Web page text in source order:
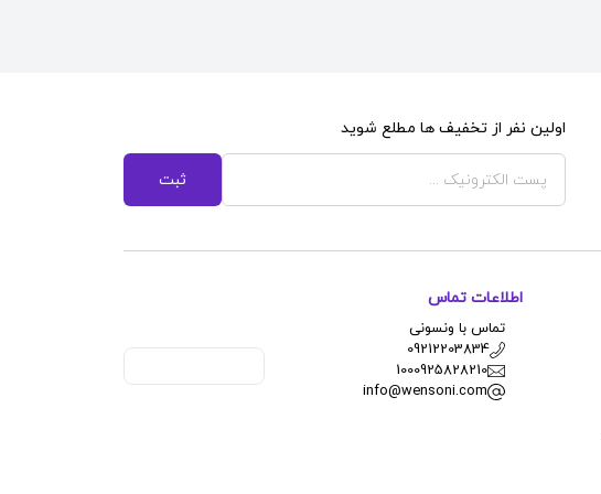
اولین نفر از تخفیف ها مطلع شوید
ثبت
اطلاعات تماس
تماس با ونسونی
09212203834
1000925828210
info@wensoni.com